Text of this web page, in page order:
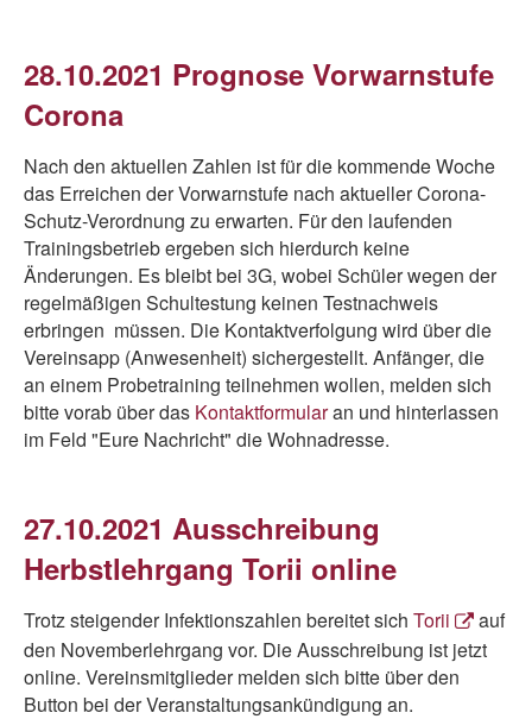
28.10.2021 Prognose Vorwarnstufe
Corona
Nach den aktuellen Zahlen ist für die kommende Woche
das Erreichen der Vorwarnstufe nach aktueller Corona-
Schutz-Verordnung zu erwarten. Für den laufenden
Trainingsbetrieb ergeben sich hierdurch keine
Änderungen. Es bleibt bei 3G, wobei Schüler wegen der
regelmäßigen Schultestung keinen Testnachweis
erbringen müssen. Die Kontaktverfolgung wird über die
Vereinsapp (Anwesenheit) sichergestellt. Anfänger, die
an einem Probetraining teilnehmen wollen, melden sich
bitte vorab über das Kontaktformularan und hinterlassen
im Feld "Eure Nachricht" die Wohnadresse.
27.10.2021 Ausschreibung
Herbstlehrgang Torii online
Trotz steigender Infektionszahlen bereitet sich Torii
auf
den Novemberlehrgang vor. Die Ausschreibung ist jetzt
online. Vereinsmitglieder melden sich bitte über den
Button bei der Veranstaltungsankündigung an.